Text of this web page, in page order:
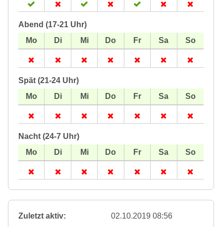
Abend (17-21 Uhr)
Spät (21-24 Uhr)
Nacht (24-7 Uhr)
Zuletzt aktiv:
02.10.2019 08:56